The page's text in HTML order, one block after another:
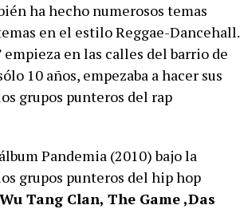
ha hecho numerosos temas
en el estilo Reggae-Dancehall.
en las calles del barrio de
10 años, empezaba a hacer sus
grupos punteros del rap
Pandemia (2010) bajo la
grupos punteros del hip hop
Tang Clan, The Game ,Das